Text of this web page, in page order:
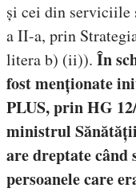
și cei din serviciile
a II-a, prin
litera b) (ii)). În
fost menționate
PLUS, prin HG
ministrul
are dreptate când
persoanele care